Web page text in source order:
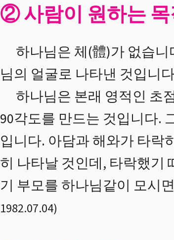
② 사람이 원하는 목
하나님은 체(體)가 없습
님의 얼굴로 나타낸 것입니
하나님은 본래 영적인 초
90각도를 만드는 것입니다.
입니다. 아담과 해와가 타락
히 나타날 것인데, 타락했기
기 부모를 하나님같이 모시
1982.07.04)